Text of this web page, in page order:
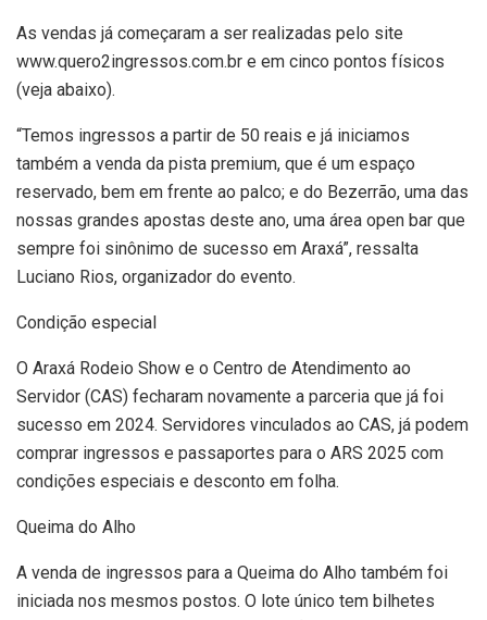
As vendas já começaram a ser realizadas pelo site
www.quero2ingressos.com.br e em cinco pontos físicos
(veja abaixo).
“Temos ingressos a partir de 50 reais e já iniciamos
também a venda da pista premium, que é um espaço
reservado, bem em frente ao palco; e do Bezerrão, uma das
nossas grandes apostas deste ano, uma área open bar que
sempre foi sinônimo de sucesso em Araxá”, ressalta
Luciano Rios, organizador do evento.
Condição especial
O Araxá Rodeio Show e o Centro de Atendimento ao
Servidor (CAS) fecharam novamente a parceria que já foi
sucesso em 2024. Servidores vinculados ao CAS, já podem
comprar ingressos e passaportes para o ARS 2025 com
condições especiais e desconto em folha.
Queima do Alho
A venda de ingressos para a Queima do Alho também foi
iniciada nos mesmos postos. O lote único tem bilhetes